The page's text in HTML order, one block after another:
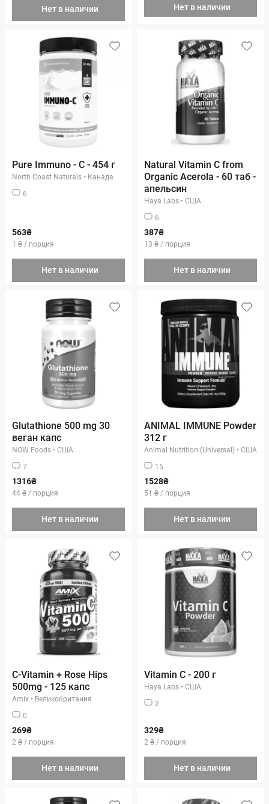
Нет в наличии Нет в наличии
Pure Immuno - C - 454 г
North Coast Naturals • Канада
6
563₴
1 ₴ / порция
Нет в наличии
Natural Vitamin C from
Organic Acerola - 60 таб -
апельсин
Haya Labs • США
6
387₴
13 ₴ / порция
Нет в наличии
Glutathione 500 mg 30
веган капс
NOW Foods • США
7
1316₴
44 ₴ / порция
Нет в наличии
ANIMAL IMMUNE Powder
312 г
Animal Nutrition (Universal) • США
15
1528₴
51 ₴ / порция
Нет в наличии
C-Vitamin + Rose Hips
500mg - 125 капс
Amix • Великобритания
0
269₴
2 ₴ / порция
Нет в наличии
Vitamin C - 200 г
Haya Labs • США
2
329₴
2 ₴ / порция
Нет в наличии